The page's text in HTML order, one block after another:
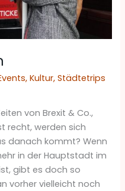
,Kultur,Städtetrips
von Brexit & Co.,
recht, werden sich
danach kommt? Wenn
in der Hauptstadt im
gibt es doch so
vorher vielleicht noch